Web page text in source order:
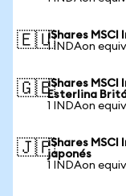
🇪🇺iShares MSCI
1 INDAon
🇬🇧iShares MSCI
Esterlina
1 INDAon
🇯🇵iShares MSCI
japonés
1 INDAon